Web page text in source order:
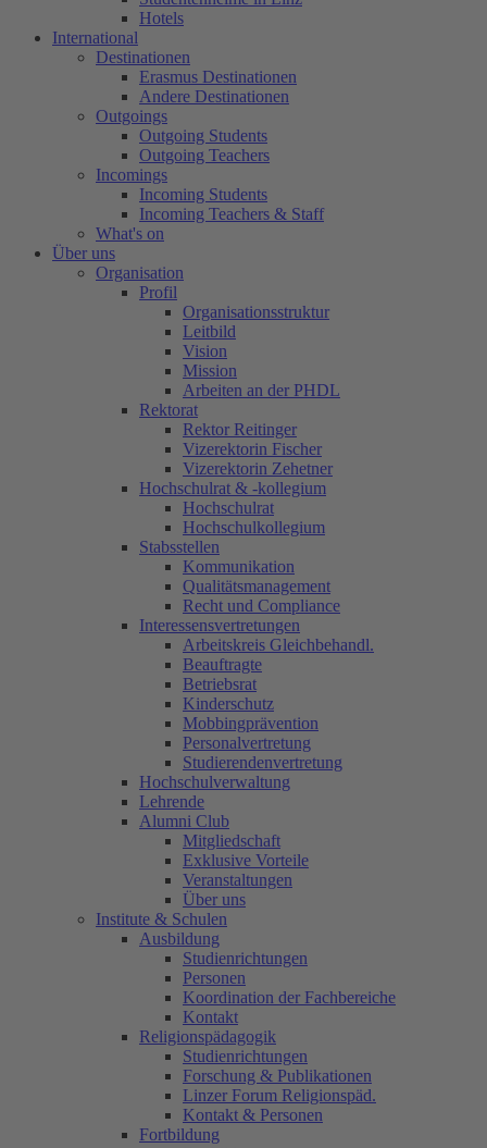
Hotels
International
Destinationen
Erasmus Destinationen
Andere Destinationen
Outgoings
Outgoing Students
Outgoing Teachers
Incomings
Incoming Students
Incoming Teachers & Staff
What's on
Über uns
Organisation
Profil
Organisationsstruktur
Leitbild
Vision
Mission
Arbeiten an der PHDL
Rektorat
Rektor Reitinger
Vizerektorin Fischer
Vizerektorin Zehetner
Hochschulrat & -kollegium
Hochschulrat
Hochschulkollegium
Stabsstellen
Kommunikation
Qualitätsmanagement
Recht und Compliance
Interessensvertretungen
Arbeitskreis Gleichbehandl.
Beauftragte
Betriebsrat
Kinderschutz
Mobbingprävention
Personalvertretung
Studierendenvertretung
Hochschulverwaltung
Lehrende
Alumni Club
Mitgliedschaft
Exklusive Vorteile
Veranstaltungen
Über uns
Institute & Schulen
Ausbildung
Studienrichtungen
Personen
Koordination der Fachbereiche
Kontakt
Religionspädagogik
Studienrichtungen
Forschung & Publikationen
Linzer Forum Religionspäd.
Kontakt & Personen
Fortbildung